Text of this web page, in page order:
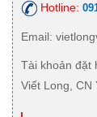
Hotline:
Email:
Tài khoản đặt
Viết Long, CN